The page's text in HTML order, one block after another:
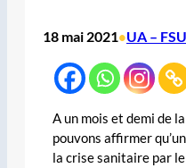
18 mai 2021•UA –
A un mois et demi de
pouvons affirmer
la crise sanitaire par